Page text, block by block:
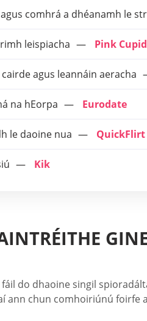
comhrá a dhéanamh le
leispiacha Pink Cupid
agus leannáin aeracha
na hEorpa Eurodate
le daoine nua QuickFlirt
Kik
do dhaoine singil
ann chun comhoiriúnú